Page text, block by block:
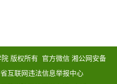
版权所有 官方微信 湘公网安备
省互联网违法信息举报中心